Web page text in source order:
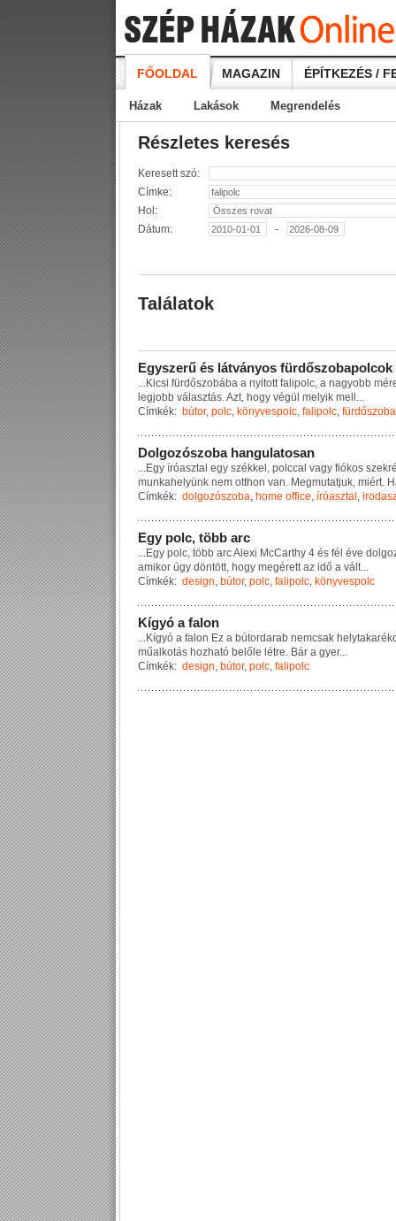
FŐOLDAL MAGAZIN ÉPÍTKEZÉS /
Házak Lakások Megrendelés
Részletes keresés
Keresett szó:
Címke:
Hol:
Dátum:
-
Találatok
Egyszerű és látványos fürdőszobapolcok
...Kicsi fürdőszobába a nyitott fa ipo c, a nagyobb mér
egjobb vá asztás.Azt, hogy végü me yi k me ...
Címkék: bútor, polc, könyvespolc, falipolc, fürdőszoba
Dolgozószoba hangulatosan
...Egy íróaszta egy szé kke , po cca vagy fiókos sze kr
mun kahe yün k nem otthon van. Megmutatju k, miért. H
Címkék: dolgozószoba, home office, íróasztal ,
Egy polc, több arc
...Egy po c, több arcA exi McCarthy 4 és fé éve do go
ami kor úgy döntött, hogy megérett az idő a vá t...
Címkék: design, bútor, polc, falipolc, könyvespolc
Kígyó a falon
...Kígyó a fa on Ez a bútordarab nemcsak he ytakaré k
műa kotás hozható be ő e étre. Bár a gyer...
Címkék: design, bútor, polc, falipolc